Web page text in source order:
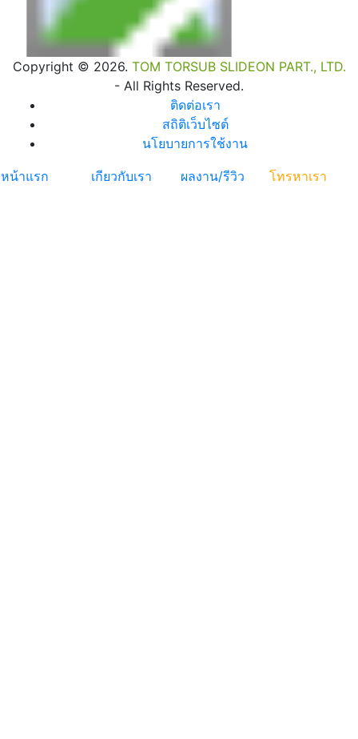
Copyright © 2026. TOM TORSUB SLIDEON PART., LTD.
- All Rights Reserved.
ติดต่อเรา
สถิติเว็บไซต์
นโยบายการใช้งาน
หน้าแรก เกียวกับเรา ผลงาน/รีวิว โทรหาเรา